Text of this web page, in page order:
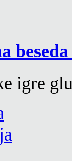
beseda
igre